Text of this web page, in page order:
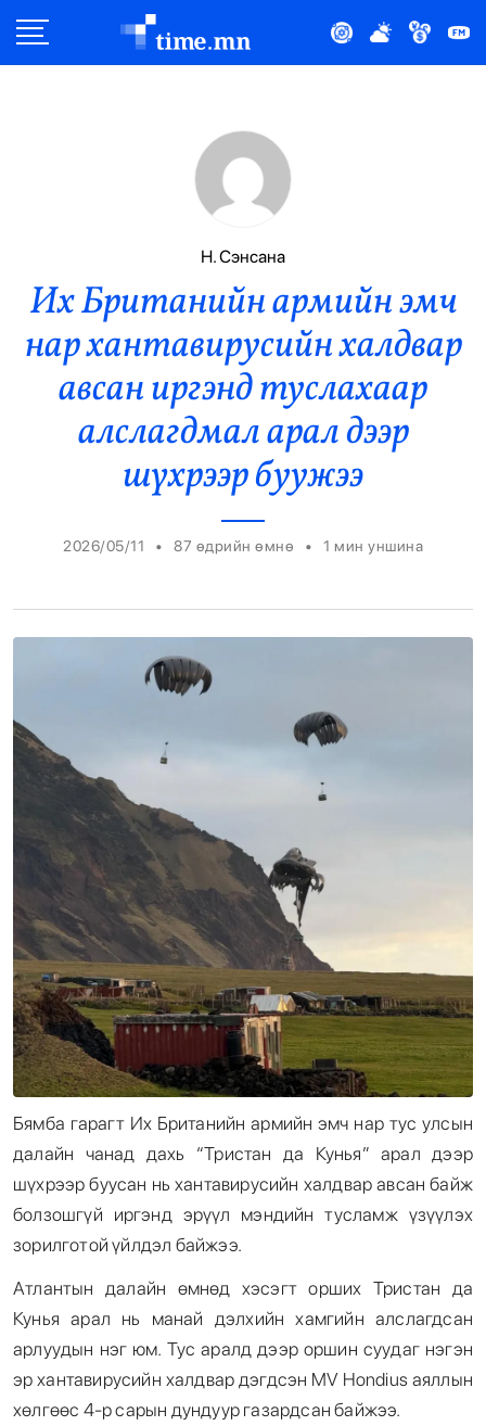
Эдийн Засаг
Нийтлэлчийн Булан
Эрүүл Мэнд
Орон Нутаг
Спорт
Энтертайнмент
Н. Сэнсана
Их Британийн армийн эмч
нар хантавирусийн халдвар
авсан иргэнд туслахаар
алслагдмал арал дээр
шүхрээр буужээ
2026/05/11 • 87 өдрийн өмнө • 1 мин уншина
Бямба гарагт Их Британийн армийн эмч нар тус улсын
далайн чанад дахь “Тристан да Кунья” арал дээр
шүхрээр буусан нь хантавирусийн халдвар авсан байж
болзошгүй иргэнд эрүүл мэндийн тусламж үзүүлэх
зорилготой үйлдэл байжээ.
Атлантын далайн өмнөд хэсэгт орших Тристан да
Кунья арал нь манай дэлхийн хамгийн алслагдсан
арлуудын нэг юм. Тус аралд дээр оршин суудаг нэгэн
эр хантавирусийн халдвар дэгдсэн MV Hondius аяллын
хөлгөөс 4-р сарын дундуур газардсан байжээ.